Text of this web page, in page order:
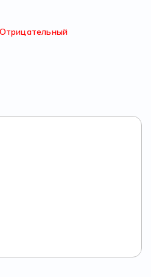
Отрицательный